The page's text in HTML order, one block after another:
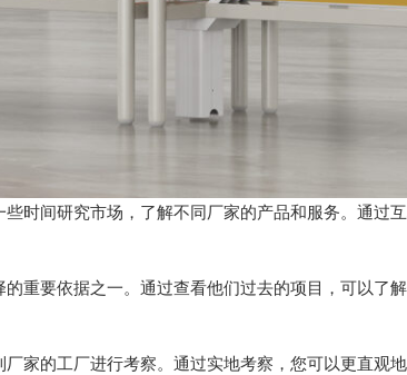
间研究市场，了解不同厂家的产品和服务。通过
要依据之一。通过查看他们过去的项目，可以了
的工厂进行考察。通过实地考察，您可以更直观